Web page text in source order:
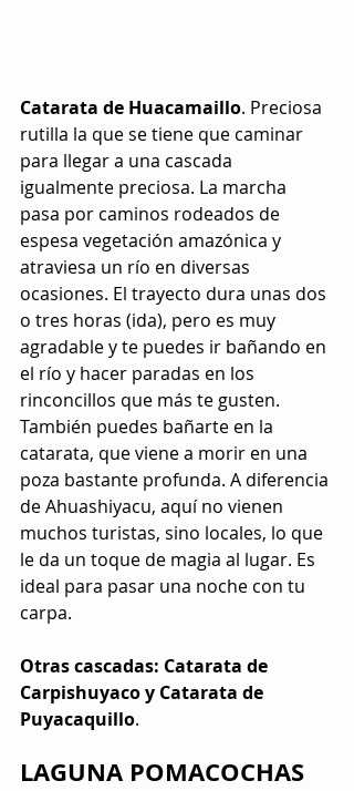
Catarata de Huacamaillo. Preciosa
rutilla la que se tiene que caminar
para llegar a una cascada
igualmente preciosa. La marcha
pasa por caminos rodeados de
espesa vegetación amazónica y
atraviesa un río en diversas
ocasiones. El trayecto dura unas dos
o tres horas (ida), pero es muy
agradable y te puedes ir bañando en
el río y hacer paradas en los
rinconcillos que más te gusten.
También puedes bañarte en la
catarata, que viene a morir en una
poza bastante profunda. A diferencia
de Ahuashiyacu, aquí no vienen
muchos turistas, sino locales, lo que
le da un toque de magia al lugar. Es
ideal para pasar una noche con tu
carpa.
Otras cascadas: Catarata de
Carpishuyaco y Catarata de
Puyacaquillo.
LAGUNA POMACOCHAS